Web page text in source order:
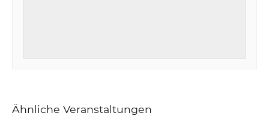
Ähnliche Veranstaltungen